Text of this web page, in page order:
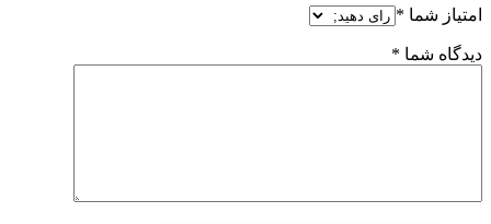
امتیاز شما *
دیدگاه شما *